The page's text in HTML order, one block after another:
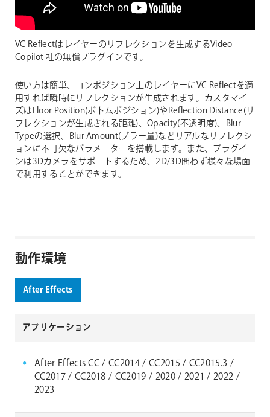
VC Reflectはレイヤーのリフレクションを生成するVideo
Copilot 社の無償プラグインです。
使い方は簡単、コンポジション上のレイヤーにVC Reflectを適
用すれば瞬時にリフレクションが生成されます。カスタマイ
ズはFloor Position(ボトムポジション)やReflection Distance(リ
フレクションが生成される距離)、Opacity(不透明度)、Blur
Typeの選択、Blur Amount(ブラー量)などリアルなリフレクシ
ョンに不可欠なパラメーターを搭載します。また、プラグイ
ンは3Dカメラをサポートするため、2D/3D問わず様々な場面
で利用することができます。
動作環境
After Effects
アプリケーション
After Effects CC / CC2014 / CC2015 / CC2015.3 /
CC2017 / CC2018 / CC2019 / 2020 / 2021 / 2022 /
2023